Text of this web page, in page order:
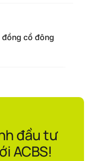
đồng cổ đông
đầu tư
ACBS!